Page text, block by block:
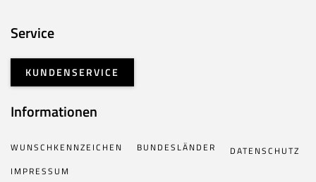
Service
KUNDENSERVICE
Informationen
WUNSCHKENNZEICHEN BUNDESLÄNDER
DATENSCHUTZ
IMPRESSUM